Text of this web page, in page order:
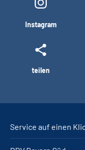
Instagram
teilen
Service auf einen